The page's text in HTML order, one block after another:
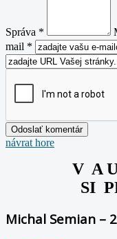
Správa *
mail *
návrat hore
V A
SI
Michal Semian –